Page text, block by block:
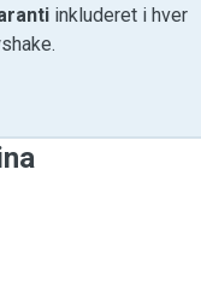
inkluderet i hver